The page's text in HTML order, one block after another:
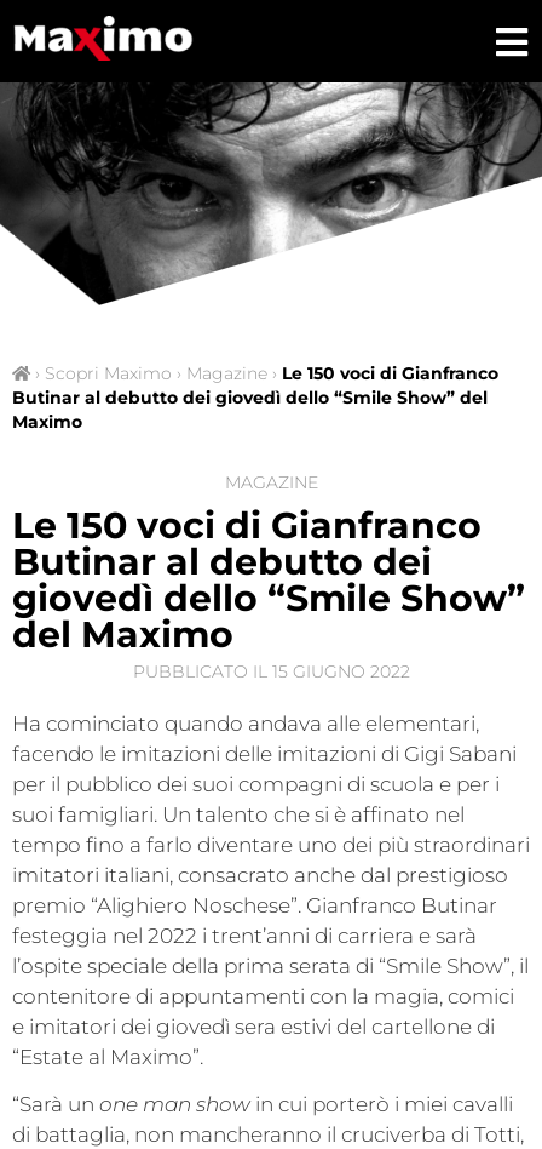
› Scopri Maximo › Magazine › Le 150 voci di Gianfranco
Butinar al debutto dei giovedì dello “Smile Show” del
Maximo
MAGAZINE
Le 150 voci di Gianfranco
Butinar al debutto dei
giovedì dello “Smile Show”
del Maximo
PUBBLICATO IL 15 GIUGNO 2022
Ha cominciato quando andava alle elementari,
facendo le imitazioni delle imitazioni di Gigi Sabani
per il pubblico dei suoi compagni di scuola e per i
suoi famigliari. Un talento che si è affinato nel
tempo fino a farlo diventare uno dei più straordinari
imitatori italiani, consacrato anche dal prestigioso
premio “Alighiero Noschese”. Gianfranco Butinar
festeggia nel 2022 i trent’anni di carriera e sarà
l’ospite speciale della prima serata di “Smile Show”, il
contenitore di appuntamenti con la magia, comici
e imitatori dei giovedì sera estivi del cartellone di
“Estate al Maximo”.
“Sarà un one man showin cui porterò i miei cavalli
di battaglia, non mancheranno il cruciverba di Totti,